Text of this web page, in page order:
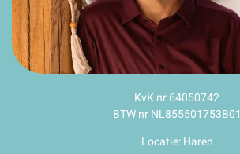
KvK nr 64050742
BTW nr NL855501753B01
Locatie: Haren